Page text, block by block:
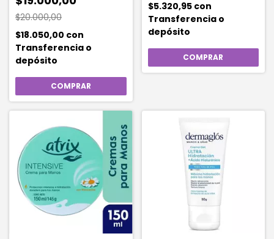
$20.000,00
$18.050,00 con
Transferencia o
depósito
$5.320,95 con
Transferencia o
depósito